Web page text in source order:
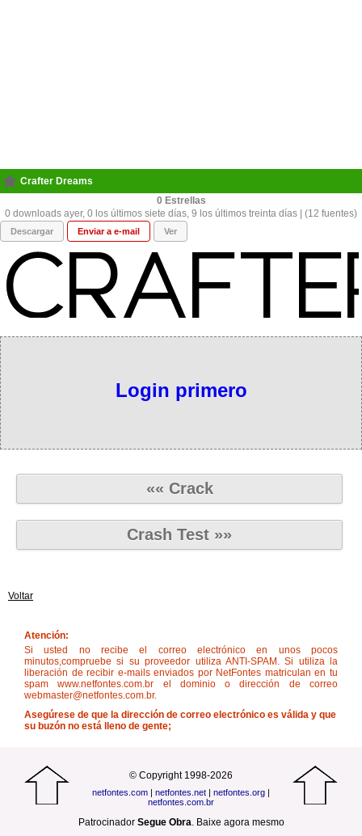
Crafter Dreams
0
0 downloads ayer, 0 los últimos siete días, 9 los últimos treinta días | (12 fuentes)
Descargar Enviar a e-mail Ver
Login primero
«« Crack
Crash Test »»
Voltar
Atención:
Si usted no recibe el correo electrónico en unos pocos
minutos,compruebe si su proveedor utiliza ANTI-SPAM. Si utiliza la
liberación de recibir e-mails enviados por NetFontes matriculan en tu
spam www.netfontes.com.br el dominio o dirección de correo
webmaster@netfontes.com.br.
Asegúrese de que la dirección de correo electrónico es válida y que
su buzón no está lleno de gente;
© Copyright 1998-2026
netfontes.com | netfontes.net | netfontes.org |
netfontes.com.br
Patrocinador Segue Obra. Baixe agora mesmo